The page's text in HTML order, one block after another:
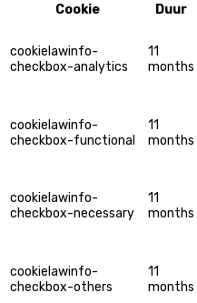
Cookie
Duur
cookielawinfo-
checkbox-analytics
11
months
cookielawinfo-
checkbox-functional
11
months
cookielawinfo-
checkbox-necessary
11
months
cookielawinfo-
checkbox-others
11
months